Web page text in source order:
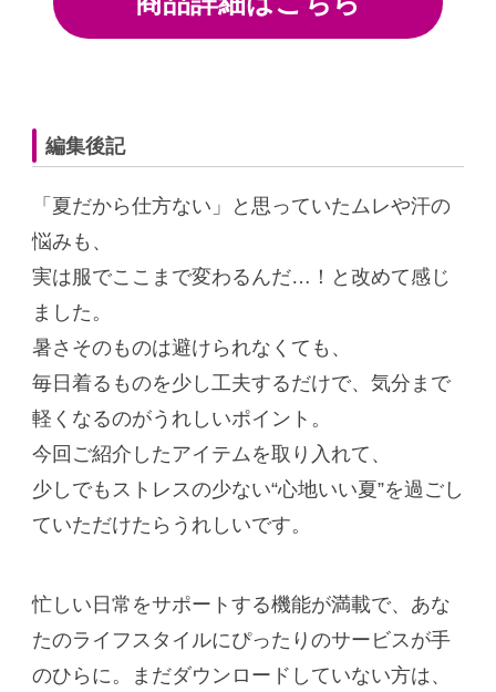
編集後記
「夏だから仕方ない」と思っていたムレや汗の
悩みも、
実は服でここまで変わるんだ…！と改めて感じ
ました。
暑さそのものは避けられなくても、
毎日着るものを少し工夫するだけで、気分まで
軽くなるのがうれしいポイント。
今回ご紹介したアイテムを取り入れて、
少しでもストレスの少ない“心地いい夏”を過ごし
ていただけたらうれしいです。
忙しい日常をサポートする機能が満載で、あな
たのライフスタイルにぴったりのサービスが手
のひらに。まだダウンロードしていない方は、